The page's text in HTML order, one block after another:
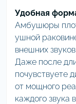
Удобная
Амбушюры
ушной
внешних
Даже после
почувствуете
от мощного
каждого